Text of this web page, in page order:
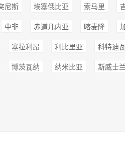
尼斯 埃塞俄比亚 索马里
中非 赤道几内亚 喀麦隆
塞拉利昂 利比里亚 科特迪
博茨瓦纳 纳米比亚 斯威士兰